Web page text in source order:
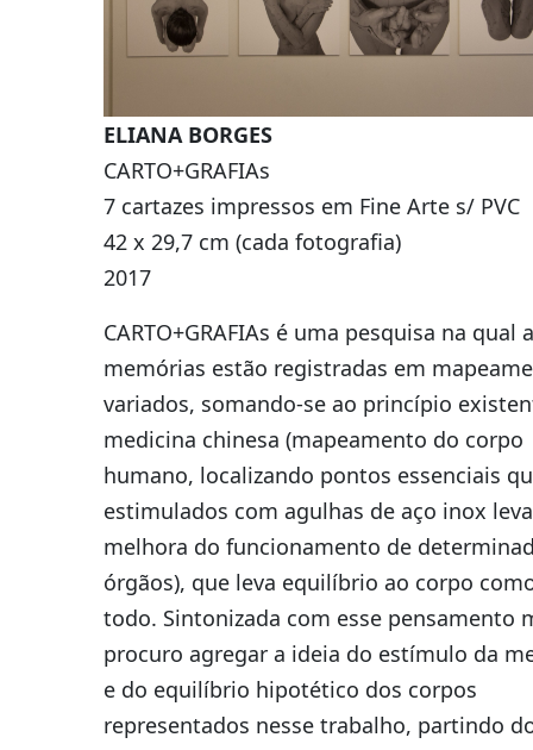
ELIANA BORGES
CARTO+GRAFIAs
7 cartazes impressos em Fine Arte s/ PVC
42 x 29,7 cm (cada fotografia)
2017
CARTO+GRAFIAs é uma pesquisa na qual
memórias estão registradas em
variados, somando-se ao princípio
medicina chinesa (mapeamento do corpo
humano, localizando pontos essenciais
estimulados com agulhas de aço inox
melhora do funcionamento de
órgãos), que leva equilíbrio ao corpo
todo. Sintonizada com esse pensamento
procuro agregar a ideia do estímulo da
e do equilíbrio hipotético dos corpos
representados nesse trabalho, partindo